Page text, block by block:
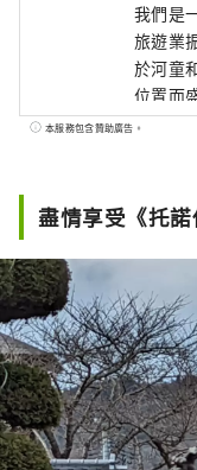
我們是
旅遊業
於河童
位置而
花的產
牌，並
本服務包含贊助廣告。
盡情享受《托諾